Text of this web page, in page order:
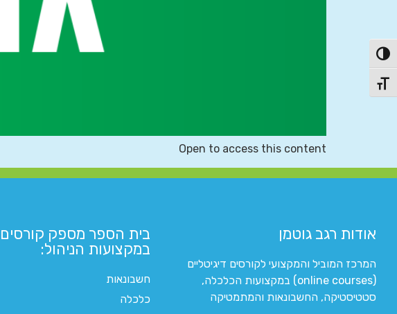
הפעל/כבה ניגודיות גבוהה
מתג גודל גופן
Open to access this content
אודות רגב גוטמן
המרכז המוביל והמקצועי לקורסים דיגיטליים
(online courses) במקצועות הכלכלה,
סטטיסטיקה, החשבונאות והמתמטיקה
בית הספר מספק קורסים
במקצועות הניהול:
חשבונאות
כלכלה